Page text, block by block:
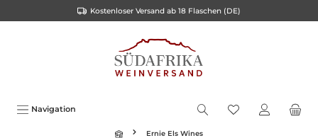
Kostenloser Versand ab 18 Flaschen (DE)
Navigation
Ernie Els Wines